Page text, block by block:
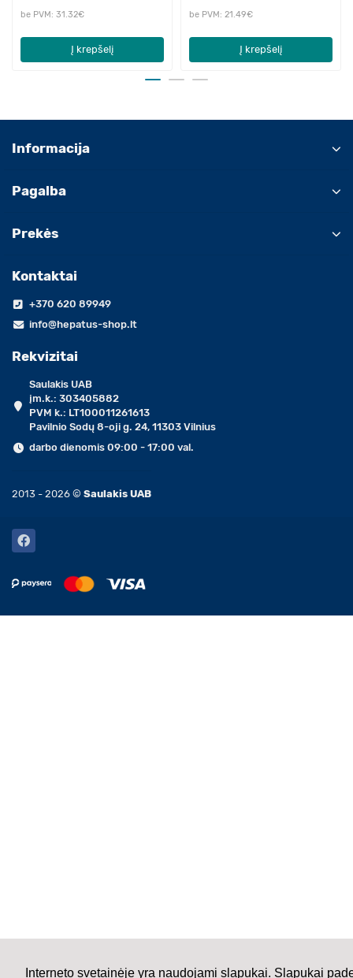
Interneto svetainėje yra naudojami slapukai. Slapukai
be PVM: 31.32€
Į krepšelį
be PVM: 21.49€
Į krepšelį
Informacija
Pagalba
Prekės
Kontaktai
+370 620 89949
info@hepatus-shop.lt
Rekvizitai
Saulakis UAB
įm.k.: 303405882
PVM k.: LT100011261613
Pavilnio Sodų 8-oji g. 24, 11303 Vilnius
darbo dienomis 09:00 - 17:00 val.
2013 - 2026 © Saulakis UAB